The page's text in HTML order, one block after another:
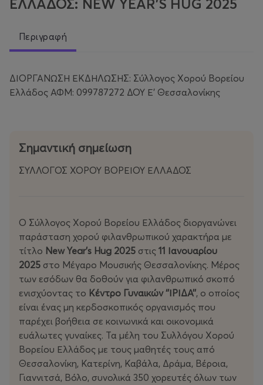
ΕΛΛΑΔΟΣ: NEW YEAR'S HUG 2025
Περιγραφή
ΔΙΟΡΓΑΝΩΣΗ ΕΚΔΗΛΩΣΗΣ: Σύλλογος Χορού Βορείου
Ελλάδος ΑΦΜ: 099787272 ΔΟΥ Ε’ Θεσσαλονίκης
Σημαντική σημείωση
ΣΥΛΛΟΓΟΣ ΧΟΡΟΥ ΒΟΡΕΙΟΥ ΕΛΛΑΔΟΣ
Ο Σύλλογος Χορού Βορείου Ελλάδος διοργανώνει
παράσταση χορού φιλανθρωπικού χαρακτήρα με
τίτλο New Year’s Hug 2025 στις 11 Ιανουαρίου
2025 στο Μέγαρο Μουσικής Θεσσαλονίκης. Μέρος
των εσόδων θα δοθούν για φιλανθρωπικό σκοπό
ενισχύοντας το Κέντρο Γυναικών ‘’ΙΡΙΔΑ’’, ο οποίος
είναι ένας μη κερδοσκοπικός οργανισμός που
παρέχει βοήθεια σε κοινωνικά και οικονομικά
ευάλωτες γυναίκες. Τα μέλη του Συλλόγου Χορού
Βορείου Ελλάδος με τους μαθητές τους από
Θεσσαλονίκη, Κατερίνη, Καβάλα, Δράμα, Βέροια,
Γιαννιτσά, Βόλο, συνολικά 350 χορευτές όλων των